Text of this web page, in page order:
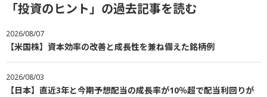
「投資のヒント」の過去記事を読む
2026/08/07
【米国株】資本効率の改善と成長性を兼ね備えた銘柄例
2026/08/03
【日本】直近3年と今期予想配当の成長率が10％超で配当利回りが